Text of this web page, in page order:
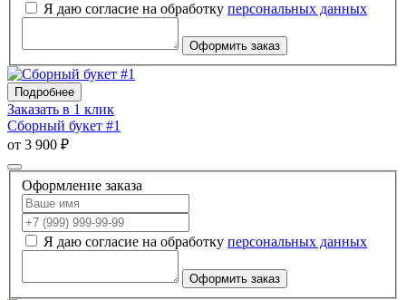
Я даю согласие на обработку персональных данных
Оформить заказ
Подробнее
Заказать в 1 клик
Сборный букет #1
от 3 900 ₽
Оформление заказа
Я даю согласие на обработку персональных данных
Оформить заказ